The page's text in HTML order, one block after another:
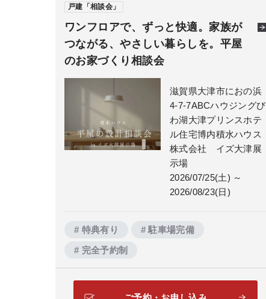
ワンフロアで、ずっと快適。家族が
つながる、やさしい暮らしを。平屋
のお家づくり相談会
戸建「相談会」
滋賀県大津市におの浜
4-7-7ABCハウジングび
わ湖大津プリンスホテ
ル住宅博内積水ハウス
株式会社 イズ大津展
示場
2026/07/25(土) ～
2026/08/23(日)
# 特典有り
# 駐車場完備
# 完全予約制